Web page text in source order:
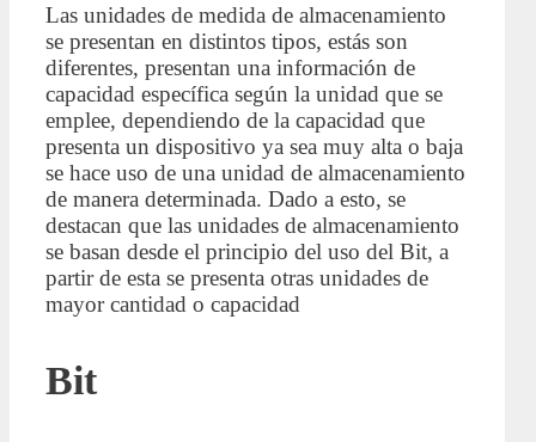
Las unidades de medida de almacenamiento
se presentan en distintos tipos, estás son
diferentes, presentan una información de
capacidad específica según la unidad que se
emplee, dependiendo de la capacidad que
presenta un dispositivo ya sea muy alta o baja
se hace uso de una unidad de almacenamiento
de manera determinada. Dado a esto, se
destacan que las unidades de almacenamiento
se basan desde el principio del uso del Bit, a
partir de esta se presenta otras unidades de
mayor cantidad o capacidad
Bit